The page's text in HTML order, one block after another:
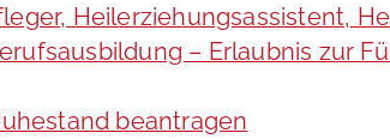
Heilerziehungsassistent,
– Erlaubnis zur
beantragen